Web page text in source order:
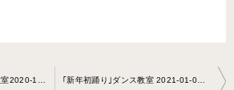
｢ランニングマン｣ダンス 教室2020-12-26-no0022-0066 ｢新年初踊り｣ダンス教室 2021-01-05-no0022-0066